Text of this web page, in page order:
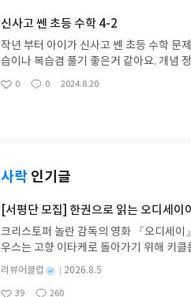
신사고 쎈 초등 수학 4-2
작년 부터 아이가 신사고 쎈 초등 수학 문
습이나 복습겸 풀기 좋은거 같아요. 개념
해하지 않는 정도의적당한 문제라 매일
좋
0
댓
0
작
2024.8.20
사락 인기글
[서평단 모집] 한권으로 읽는 오디세이
크리스토퍼 놀란 감독의 영화 『오디세이
우스는 고향 이타케로 돌아가기 위해 키
다. 그리스 철학 전공자인 옮긴이가 호메
어내, 고전이 낯선 독자도 이야기의 흐름
별
리뷰어클럽
2026.8.5
39 260